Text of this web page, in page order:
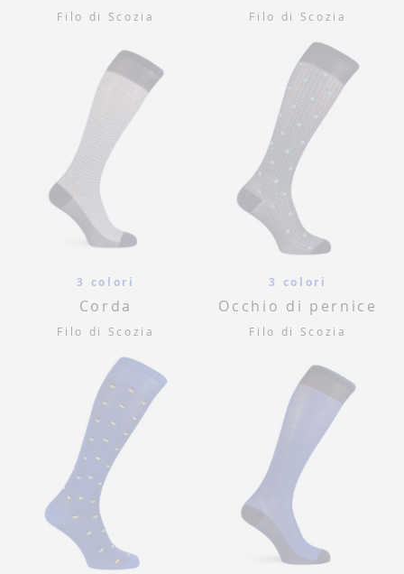
Filo di Scozia Filo di Scozia
3 colori
Corda
Filo di Scozia
3 colori
Occhio di pernice
Filo di Scozia